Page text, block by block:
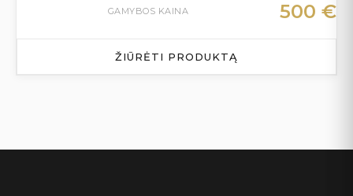
GAMYBOS KAINA 500 €
ŽIŪRĖTI PRODUKTĄ